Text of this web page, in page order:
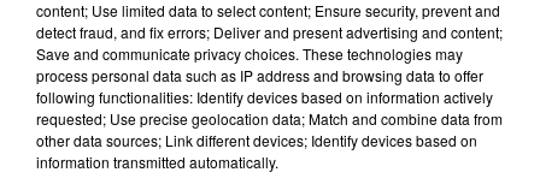
content; Use limited data to select content; Ensure security, prevent and
detect fraud, and fix errors; Deliver and present advertising and content;
Save and communicate privacy choices. These technologies may
process personal data such as IP address and browsing data to offer
following functionalities: Identify devices based on information actively
requested; Use precise geolocation data; Match and combine data from
other data sources; Link different devices; Identify devices based on
information transmitted automatically.